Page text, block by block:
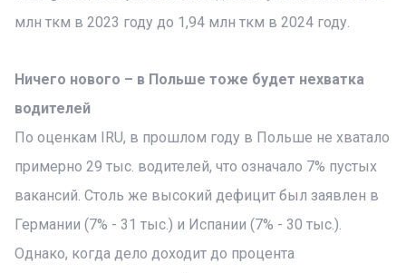
млн ткм в 2023 году до 1,94 млн ткм в 2024 году.
Ничего нового – в Польше тоже будет нехватка
водителей
По оценкам IRU, в прошлом году в Польше не хватало
примерно 29 тыс. водителей, что означало 7% пустых
вакансий. Столь же высокий дефицит был заявлен в
Германии (7% - 31 тыс.) и Испании (7% - 30 тыс.).
Однако, когда дело доходит до процента